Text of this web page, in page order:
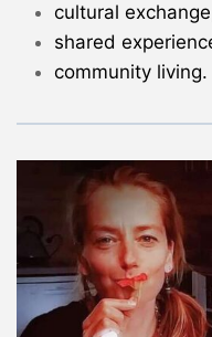
cultural
shared
community living.